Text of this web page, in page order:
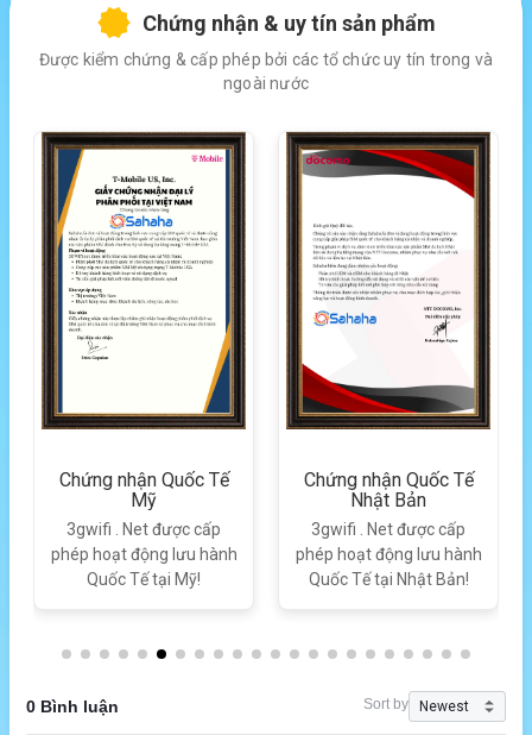
Chứng nhận & uy tín sản phẩm
Được kiểm chứng & cấp phép bởi các tổ chức uy tín trong và
ngoài nước
Chứng nhận Quốc Tế
Mỹ
3gwifi . Net được cấp
phép hoạt động lưu hành
Quốc Tế tại Mỹ!
Chứng nhận Quốc Tế
Nhật Bản
3gwifi . Net được cấp
phép hoạt động lưu hành
Quốc Tế tại Nhật Bản!
0 Bình luận Sort by